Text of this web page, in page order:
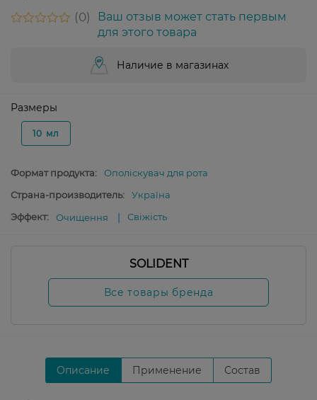
0
Ваш отзыв может стать первым
для этого товара
Наличие в магазинах
Размеры
10 мл
Формат продукта:
Ополіскувач для рота
Страна-производитель:
Україна
Эффект:
Очищення Свіжість
SOLIDENT
Все товары бренда
Описание Применение Состав